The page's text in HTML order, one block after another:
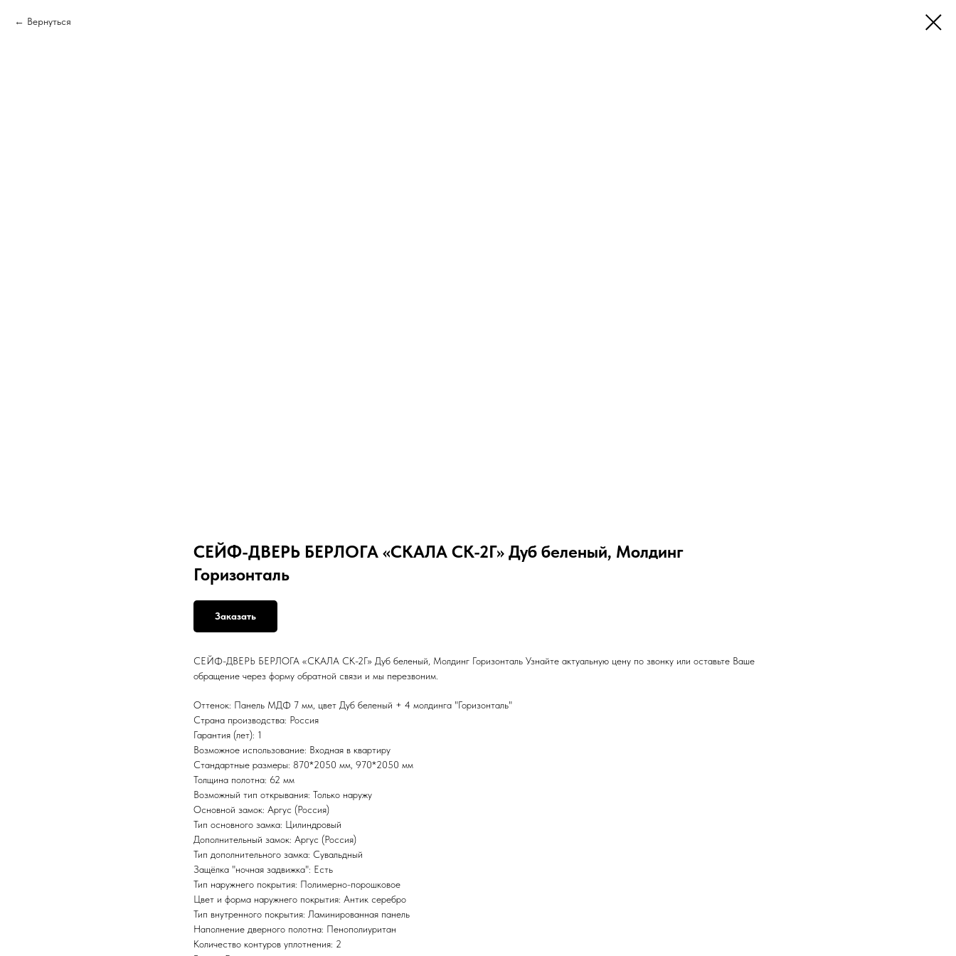
Вернуться
СЕЙФ-ДВЕРЬ БЕРЛОГА «СКАЛА СК-2Г» Дуб беленый, Молдинг
Горизонталь
Заказать
СЕЙФ-ДВЕРЬ БЕРЛОГА «СКАЛА СК-2Г» Дуб беленый, Молдинг Горизонталь Узнайте актуальную цену по звонку или оставьте Ваше
обращение через форму обратной связи и мы перезвоним.
Оттенок: Панель МДФ 7 мм, цвет Дуб беленый + 4 молдинга "Горизонталь"
Страна производства: Россия
Гарантия (лет): 1
Возможное использование: Входная в квартиру
Стандартные размеры: 870*2050 мм, 970*2050 мм
Толщина полотна: 62 мм
Возможный тип открывания: Только наружу
Основной замок: Аргус (Россия)
Тип основного замка: Цилиндровый
Дополнительный замок: Аргус (Россия)
Тип дополнительного замка: Сувальдный
Защёлка "ночная задвижка": Есть
Тип наружнего покрытия: Полимерно-порошковое
Цвет и форма наружнего покрытия: Антик серебро
Тип внутренного покрытия: Ламинированная панель
Наполнение дверного полотна: Пенополиуритан
Количество контуров уплотнения: 2